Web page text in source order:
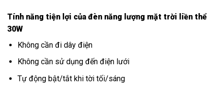
Tính năng tiện lợi của đèn năng lượng mặt trời liền thể
30W
Không cần đi dây điện
Không cần sử dụng đến điện lưới
Tự động bật/tắt khi tời tối/sáng